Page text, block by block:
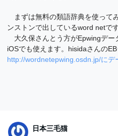
まずは無料の類語辞典を使って
ンストンで出しているword netで
大久保さんとう方がEpwingデー
iOSでも使えます。hisidaさんの
http://wordnetepwing.osdn.jp/にデ
日本三毛猫